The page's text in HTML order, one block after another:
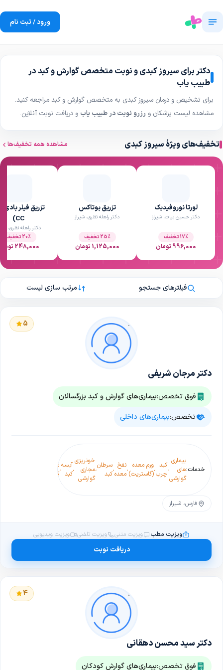
ورود / ثبت نام
دکتر برای سیروز کبدی و نوبت متخصص گوارش و کبد در
طبیب یاب
برای تشخیص و درمان سیروز کبدی به متخصص گوارش و کبد مراجعه کنید.
مشاهده لیست پزشکان و رزرو نوبت در طبیب یاب و دریافت نوبت آنلاین.
تخفیف‌های ویژهٔ سیروز کبدی مشاهده همه تخفیف‌ها
لورتا نوروفیدبک
دکتر حسین بیات، شیراز
17٪ تخفیف
996,000 تومان
تزریق بوتاکس
دکتر راهله نظری، شیراز
25٪ تخفیف
1,125,000 تومان
تزریق فیلر بادی
CC)
دکتر راهله نظری،
20٪ تخفیف
248,000 تومان
فیلترهای جستجو مرتب سازی لیست
5
دکتر مرجان شریفی
فوق تخصص:بیماری‌های گوارش و کبد بزرگسالان
تخصص:بیماری‌های داخلی
خدمات:
بیماری
های
گوارشی
،کبد
چرب،ورم معده
(گاستریت)،نفخ
معده،سرطان
کبد
،
خونریزی
مجاری
گوارشی
،آبسه
کبد ،سیروز
کبدی
فارس، شیراز
ویزیت مطب ویزیت متنی ویزیت تلفنی ویزیت ویدیویی
دریافت نوبت
4
دکتر سید محسن دهقانی
فوق تخصص:بیماری‌های گوارش کودکان